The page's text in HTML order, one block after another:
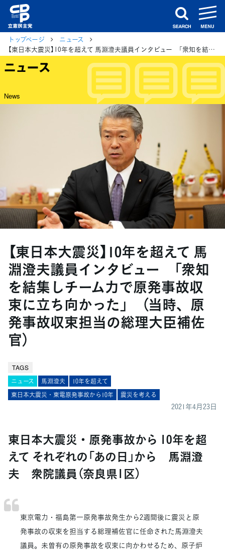
search
トップページ
ニュース
【東日本大震災】10年を超えて 馬淵澄夫議員インタビュー 「衆知を結集しチーム力で原発事故収束に立ち向かった」 （当時、原発事故収束担当の総理大臣補佐官）
ニュース
News
【東日本大震災】10年を超えて 馬
淵澄夫議員インタビュー 「衆知
を結集しチーム力で原発事故収
束に立ち向かった」 （当時、原
発事故収束担当の総理大臣補佐
官）
TAGS
ニュース 馬淵澄夫
10年を超えて
東日本大震災・東電原発事故から10年
震災を考える
2021年4月23日
東日本大震災・原発事故から 10年を超
えて それぞれの「あの日」から 馬淵澄
夫 衆院議員（奈良県1区）
東京電力・福島第一原発事故発生から2週間後に震災と原
発事故の収束を担当する総理補佐官に任命された馬淵澄夫
議員。未曽有の原発事故を収束に向かわせるため、原子炉